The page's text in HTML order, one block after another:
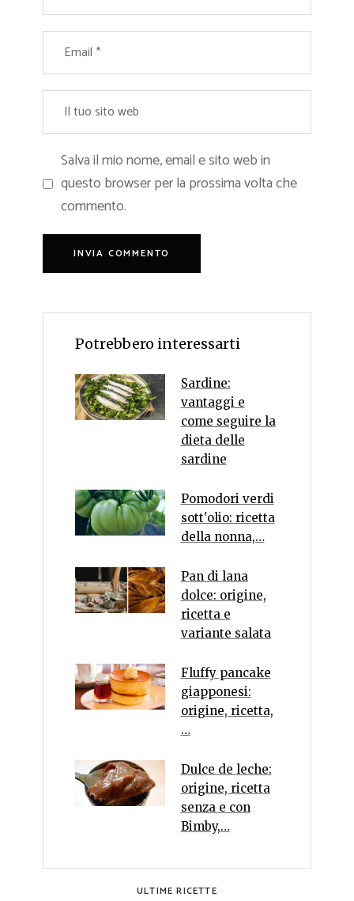
Salva il mio nome, email e sito web in
questo browser per la prossima volta che
commento.
Potrebbero interessarti
Sardine:
vantaggi e
come seguire la
dieta delle
sardine
Pomodori verdi
sott'olio: ricetta
della nonna,…
Pan di lana
dolce: origine,
ricetta e
variante salata
Fluffy pancake
giapponesi:
origine, ricetta,
…
Dulce de leche:
origine, ricetta
senza e con
Bimby,…
ULTIME RICETTE